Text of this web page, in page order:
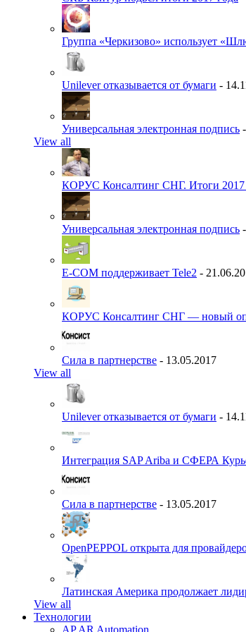
Группа «Черкизово» использует
Unilever отказывается от бумаги -
Универсальная электронная подпись
View all
КОРУС Консалтинг СНГ. Итоги 2017
Универсальная электронная подпись
E-COM поддерживает Tele2 -
КОРУС Консалтинг СНГ — новый
Сила в партнерстве - 13.05.2017
View all
Unilever отказывается от бумаги -
Интеграция SAP Ariba и СФЕРА
Сила в партнерстве - 13.05.2017
OpenPEPPOL открыта для
Латинская Америка продолжает
View all
Технологии